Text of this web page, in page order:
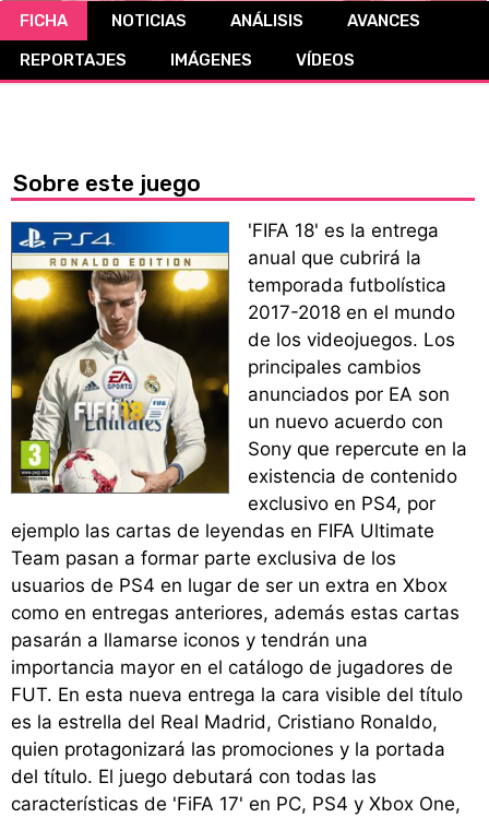
CÓMICS
MANGA
FICHA NOTICIAS ANÁLISIS
AVANCES
REPORTAJES
IMÁGENES VÍDEOS
Sobre este juego
'FIFA 18' es la entrega
anual que cubrirá la
temporada futbolística
2017-2018 en el mundo
de los videojuegos. Los
principales cambios
anunciados por EA son
un nuevo acuerdo con
Sony que repercute en la
existencia de contenido
exclusivo en PS4, por
ejemplo las cartas de leyendas en FIFA Ultimate
Team pasan a formar parte exclusiva de los
usuarios de PS4 en lugar de ser un extra en Xbox
como en entregas anteriores, además estas cartas
pasarán a llamarse iconos y tendrán una
importancia mayor en el catálogo de jugadores de
FUT. En esta nueva entrega la cara visible del título
es la estrella del Real Madrid, Cristiano Ronaldo,
quien protagonizará las promociones y la portada
del título. El juego debutará con todas las
características de 'FiFA 17' en PC, PS4 y Xbox One,